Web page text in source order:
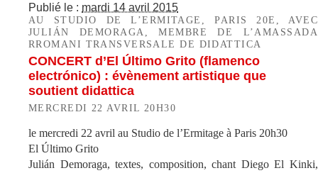
Publié le : mardi 14 avril 2015
AU STUDIO DE L’ERMITAGE, PARIS 20E, AVEC
JULIÁN DEMORAGA, MEMBRE DE L’AMASSADA
RROMANI TRANSVERSALE DE DIDATTICA
CONCERT d’El Último Grito (flamenco
electrónico) : évènement artistique que
soutient didattica
MERCREDI 22 AVRIL 20H30
le mercredi 22 avril au Studio de l’Ermitage à Paris 20h30
El Último Grito
Julián Demoraga, textes, composition, chant Diego El Kinki,